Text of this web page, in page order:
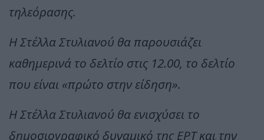
τηλεόρασης.
Η Στέλλα Στυλιανού θα παρουσιάζει
καθημερινά το δελτίο στις 12.00, το δελτίο
που είναι «πρώτο στην είδηση».
Η Στέλλα Στυλιανού θα ενισχύσει το
δημοσιογραφικό δυναμικό της ΕΡΤ και την